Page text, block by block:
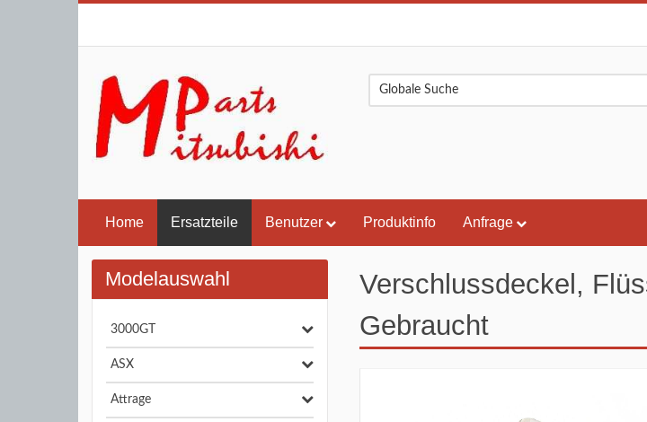
Home Ersatzteile Benutzer Produktinfo Anfrage
Verschlussdeckel,
Gebraucht
Modelauswahl
3000GT
ASX
Attrage